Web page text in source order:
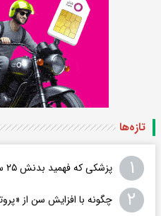
تازه‌ها
۱ پزشکی که فهمید بدنش ۲۵ سال پیرتر از سن واقعی اوست
۲ چگونه با افزایش سن از